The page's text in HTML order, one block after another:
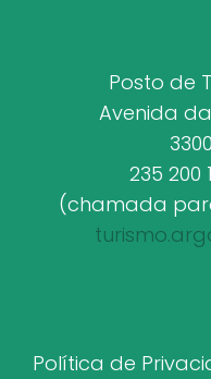
Posto de
Avenida
235 200
(chamada
Política de